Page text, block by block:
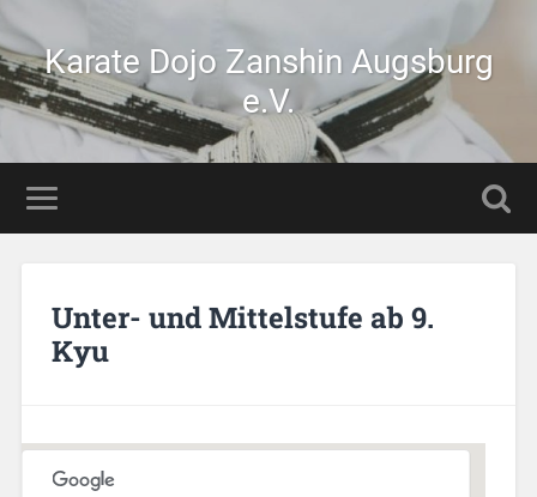
Karate Dojo Zanshin Augsburg
e.V.
Unter- und Mittelstufe ab 9.
Kyu